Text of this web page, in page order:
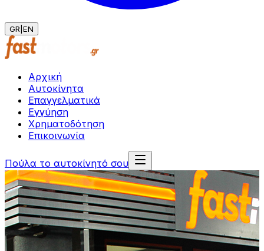
GR EN
Αρχική
Αυτοκίνητα
Επαγγελματικά
Εγγύηση
Χρηματοδότηση
Επικοινωνία
Πούλα το αυτοκίνητό σου